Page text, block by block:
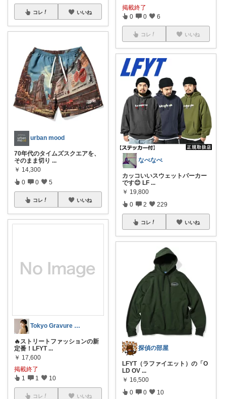
コレ いいね
urban mood
70年代のタイムズスクエアを、
そのまま切り ...
￥ 14,300
0 0 5
コレ いいね
Tokyo Gravure Beats
🔥ストリートファッションの新
定番！LFYT ...
￥ 17,600
掲載終了
1 1 10
コレ いいね
掲載終了
0 0 6
コレ いいね
なべなべ
カッコいいスウェットパーカー
です😊 LF ...
￥ 19,800
0 2 229
コレ いいね
探偵の部屋
LFYT（ラファイエット）の「O
LD OV ...
￥ 16,500
0 0 10